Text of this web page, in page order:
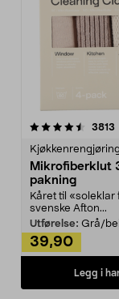
3813
Kjøkkenrengjøring
Mikrofiberklut
pakning
Kåret til «soleklar
svenske Afton...
Utførelse: Grå/
39,90
Legg i
4.5av 5